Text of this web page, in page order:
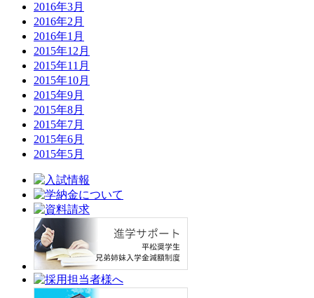
2016年3月
2016年2月
2016年1月
2015年12月
2015年11月
2015年10月
2015年9月
2015年8月
2015年7月
2015年6月
2015年5月